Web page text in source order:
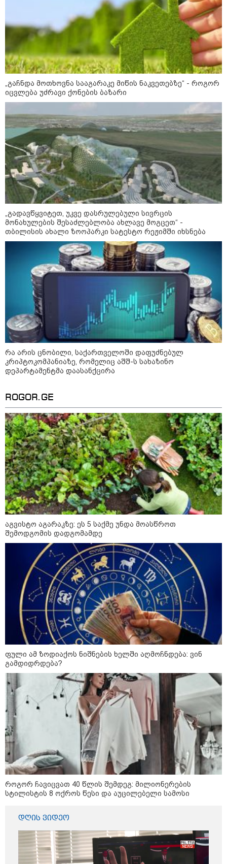
ოკუპირებულ აფხაზეთში საწვავის
დეფიციტია, კილომეტრიანი რიგები და
შეზღუდვა საწვავის ჩასხმაზე - რა
ინფორმაციას აქვეყნებს "დემოკრატიის
კვლევის ინსტიტუტი“
14:23 / 05-08-2026
ევროპელმა და რუსმა ყოფილმა
მაღალჩინოსნებმა უკრაინაში
ომთან დაკავშირებით
მოლაპარაკებები გამართეს - რა
არის ცნობილი შეხვედრაზე
09:55 / 05-08-2026
მორიგი თავდასხმა Wildberries-
ის საწყობზე - დრონებით
თავდასხმის შემდეგ, ტულას
ოლქში მდებარე საწყობში
ხანძარია
09:12 / 05-08-2026
14 გარდაცვლილი, 22
დაშავებული, მასშტაბური
ხანძარი - რუსეთმა კიევზე
იერიში ბალისტიკური
რაკეტებით მიიტანა
14:13 / 04-08-2026
მორიგი თავდასხმა რუსეთში,
ნავთობგადამამუშავებელ
ქარხანაზე - რა დეტალებია
ცნობილი
კატეგორიის ყველა სიახლე
კატეგორიები
9
აგვისტო
დღის ზოგადი
ასტროლოგიური
აგვისტო აგარაკზე: ეს 5 საქმე
უნდა მოასწროთ შემოდგომის
დადგომამდე
„გაჩნდა მოთხოვნა სააგარაკე მიწის ნაკვეთებზე“ - როგორ
იცვლება უძრავი ქონების ბაზარი
„გადავწყვიტეთ, უკვე დასრულებული სივრცის
მონახულების შესაძლებლობა ახლავე მოგცეთ“ -
თბილისის ახალი ზოოპარკი სატესტო რეჟიმში იხსნება
რა არის ცნობილი, საქართველოში დაფუძნებულ
კრიპტოკომპანიაზე, რომელიც აშშ-ს სახაზინო
დეპარტამენტმა დაასანქცირა
ROGOR.GE
აგვისტო აგარაკზე: ეს 5 საქმე უნდა მოასწროთ
შემოდგომის დადგომამდე
ფული ამ ზოდიაქოს ნიშნების ხელში აღმოჩნდება: ვინ
გამდიდრდება?
როგორ ჩავიცვათ 40 წლის შემდეგ: მილიონერების
სტილისტის 8 ოქროს წესი და აუცილებელი სამოსი
დღის ვიდეო